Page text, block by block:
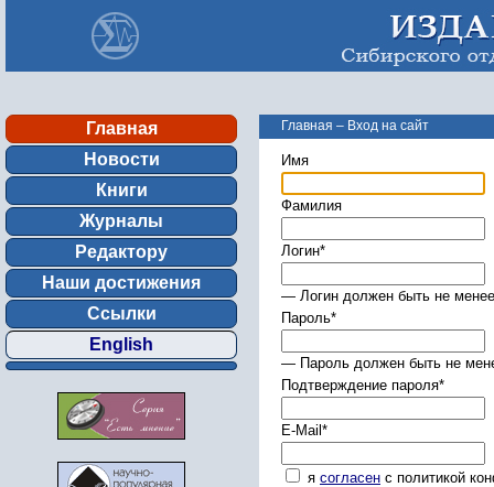
Главная
Новости
Книги
Журналы
Редактору
Наши достижения
Ссылки
English
Главная – Вход на сайт
Имя
Фамилия
Логин*
— Логин должен быть не
Пароль*
— Пароль должен быть не
Подтверждение пароля*
E-Mail *
я согласен с политикой